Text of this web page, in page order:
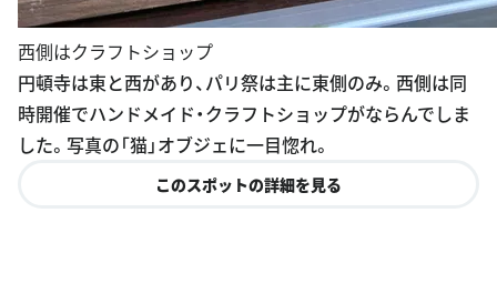
西側はクラフトショップ
円頓寺は東と西があり、パリ祭は主に東側のみ。西側は同
時開催でハンドメイド・クラフトショップがならんでしま
した。写真の「猫」オブジェに一目惚れ。
このスポットの詳細を見る